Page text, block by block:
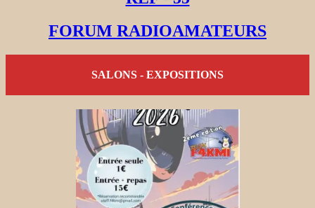
FORUM RADIOAMATEURS
SALONS - EXPOSITIONS